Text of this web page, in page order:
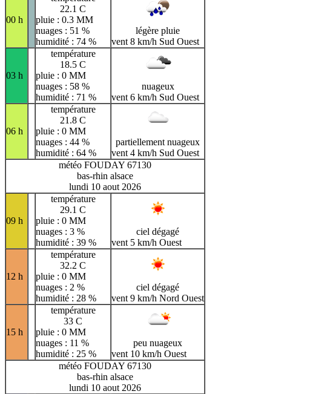
00 h
22.1 C
pluie : 0.3 MM
nuages : 51 %
humidité : 74 %
légère pluie
vent 8 km/h Sud Ouest
03 h
température
18.5 C
pluie : 0 MM
nuages : 58 %
humidité : 71 %
nuageux
vent 6 km/h Sud Ouest
06 h
température
21.8 C
pluie : 0 MM
nuages : 44 %
humidité : 64 %
partiellement nuageux
vent 4 km/h Sud Ouest
météo FOUDAY 67130
bas-rhin alsace
lundi 10 aout 2026
09 h
température
29.1 C
pluie : 0 MM
nuages : 3 %
humidité : 39 %
ciel dégagé
vent 5 km/h Ouest
12 h
température
32.2 C
pluie : 0 MM
nuages : 2 %
humidité : 28 %
ciel dégagé
vent 9 km/h Nord Ouest
15 h
température
33 C
pluie : 0 MM
nuages : 11 %
humidité : 25 %
peu nuageux
vent 10 km/h Ouest
météo FOUDAY 67130
bas-rhin alsace
lundi 10 aout 2026